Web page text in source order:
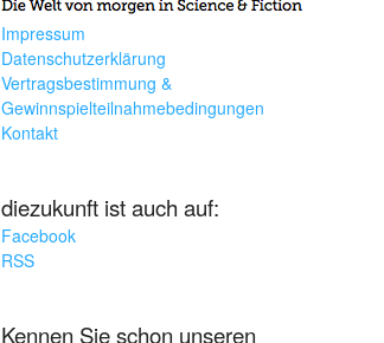
Impressum
Datenschutzerklärung
Vertragsbestimmung &
Gewinnspielteilnahmebedingungen
Kontakt
diezukunft ist auch auf:
Facebook
RSS
Kennen Sie schon unseren